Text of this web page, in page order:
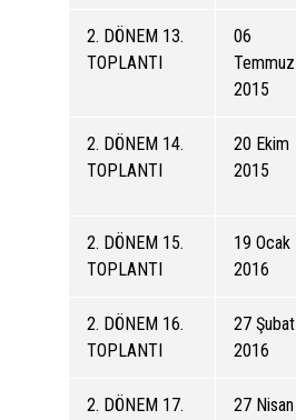
2. DÖNEM 13.
TOPLANTI
06
Temmuz
2015
2. DÖNEM 14.
TOPLANTI
20 Ekim
2015
2. DÖNEM 15.
TOPLANTI
19 Ocak
2016
2. DÖNEM 16.
TOPLANTI
27 Şubat
2016
2. DÖNEM 17.
27 Nisan